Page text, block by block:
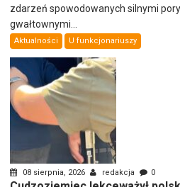
zdarzeń spowodowanych silnymi
gwałtownymi...
Aktualności U funkcjonariuszy
08 sierpnia, 2026 redakcja 0